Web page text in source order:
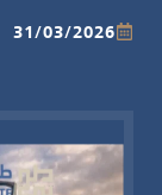
31/03/2026